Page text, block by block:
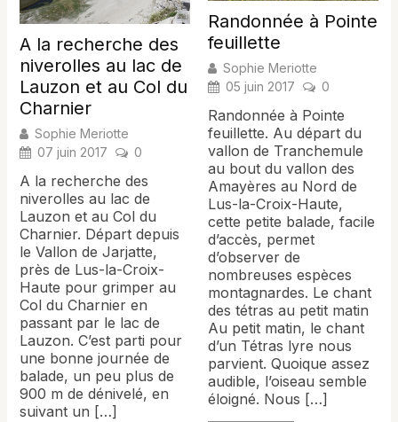
A la recherche des
niverolles au lac de
Lauzon et au Col du
Charnier
Sophie Meriotte
07 juin 2017
0
A la recherche des
niverolles au lac de
Lauzon et au Col du
Charnier. Départ depuis
le Vallon de Jarjatte,
près de Lus-la-Croix-
Haute pour grimper au
Col du Charnier en
passant par le lac de
Lauzon. C’est parti pour
une bonne journée de
balade, un peu plus de
900 m de dénivelé, en
suivant un […]
Randonnée à Pointe
feuillette
Sophie Meriotte
05 juin 2017
0
Randonnée à Pointe
feuillette. Au départ du
vallon de Tranchemule
au bout du vallon des
Amayères au Nord de
Lus-la-Croix-Haute,
cette petite balade, facile
d’accès, permet
d’observer de
nombreuses espèces
montagnardes. Le chant
des tétras au petit matin
Au petit matin, le chant
d’un Tétras lyre nous
parvient. Quoique assez
audible, l’oiseau semble
éloigné. Nous […]